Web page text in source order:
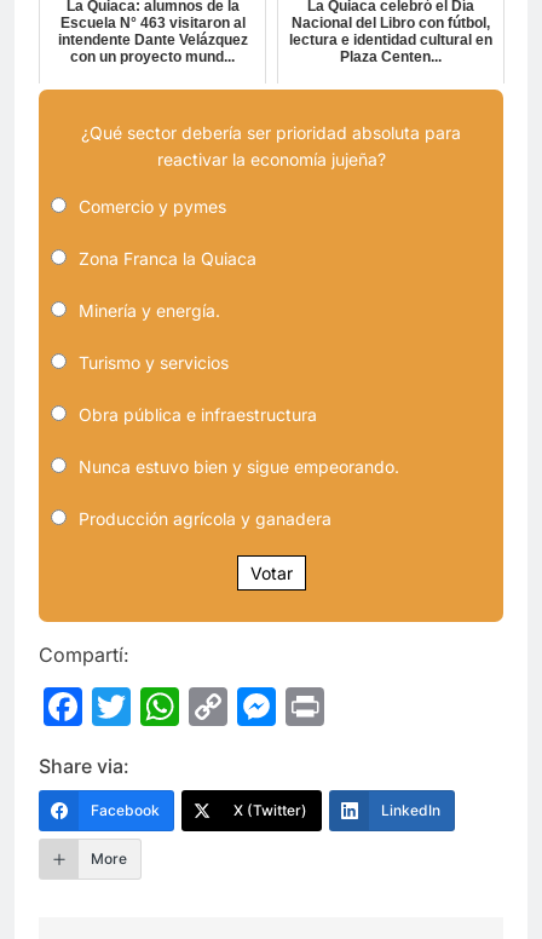
La Quiaca: alumnos de la
Escuela N° 463 visitaron al
intendente Dante Velázquez
con un proyecto mund...
La Quiaca celebró el Día
Nacional del Libro con fútbol,
lectura e identidad cultural en
Plaza Centen...
¿Qué sector debería ser prioridad absoluta para
reactivar la economía jujeña?
Comercio y pymes
Zona Franca la Quiaca
Minería y energía.
Turismo y servicios
Obra pública e infraestructura
Nunca estuvo bien y sigue empeorando.
Producción agrícola y ganadera
Votar
Compartí:
Facebook
Twitter
WhatsApp
CopyMessenger
Share via:
Facebook X (Twitter) LinkedIn
More